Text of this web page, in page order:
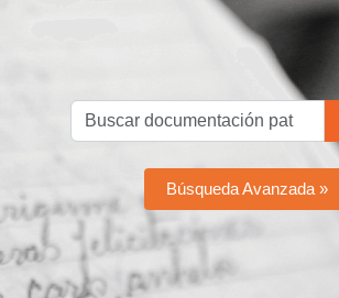
Búsqueda Avanzada »